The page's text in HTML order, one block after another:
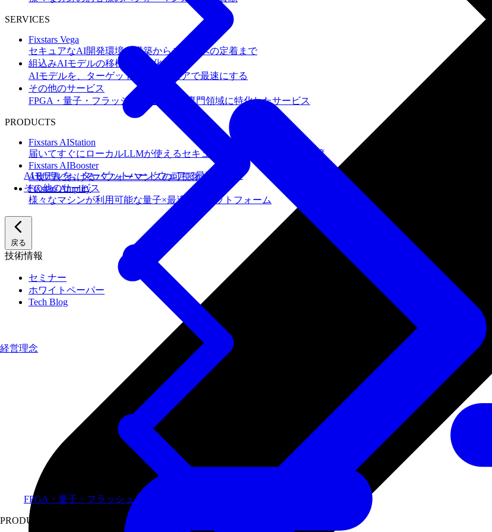
SERVICES
Fixstars Vega
セキュアなAI開発環境の構築からチームへの定着まで
組込みAIモデルの移植・高速化
AIモデルを、ターゲットハードウェアで最速にする
その他のサービス
FPGA・量子・フラッシュメモリなど専門領域に特化したサービス
PRODUCTS
Fixstars AIStation
届いてすぐにローカルLLMが使えるセキュアなAIオールインワン環境
Fixstars AIBooster
AI処理におけるパフォーマンスの可視化と改善
Fixstars Amplify
様々なマシンが利用可能な量子×最適化プラットフォーム
戻る
技術情報
セミナー
ホワイトペーパー
Tech Blog
経営理念
AIモデルを、ターゲットハードウェアで最速にする
その他のサービス
FPGA・量子・フラッシュメモリなど専門領域に特化したサービス
PRODUCTS